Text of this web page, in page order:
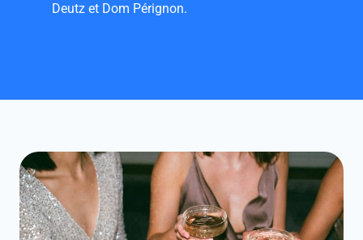
Deutz et Dom Pérignon.